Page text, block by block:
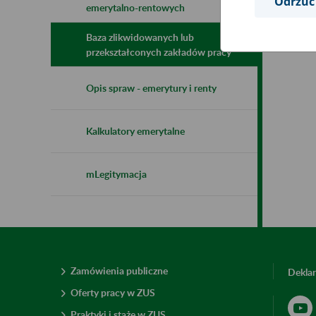
emerytalno-rentowych
Baza zlikwidowanych lub
przekształconych zakładów pracy
Opis spraw - emerytury i renty
Kalkulatory emerytalne
mLegitymacja
Zamówienia publiczne
Oferty pracy w ZUS